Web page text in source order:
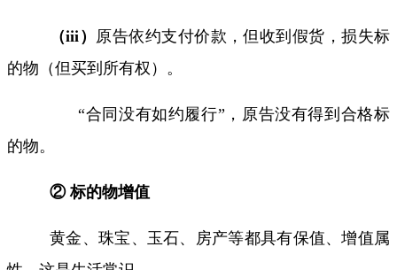
（iii ） 原告依约支付价款，但收到假货，损失标
的物（但买到所有权）。
“合同没有如约履行”，原告没有得到合格标
的物。
② 标的物增值
黄金、珠宝、玉石、房产等都具有保值、增值属